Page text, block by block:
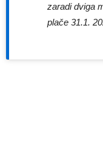
zaradi dviga
plače 31.1.